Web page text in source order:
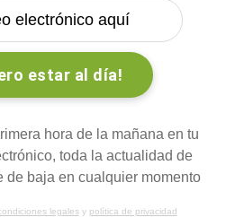
hora de la mañana en tu
toda la actualidad de
de baja en cualquier momento
legalesy política de privacidad